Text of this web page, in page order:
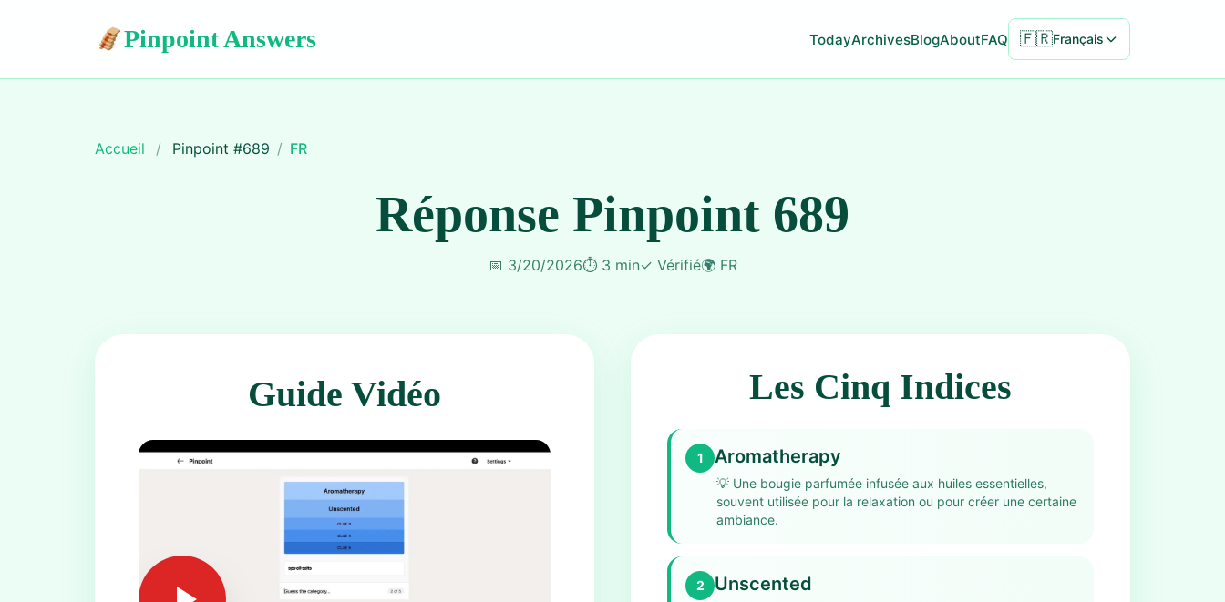
Pinpoint Answers TodayArchivesBlogAboutFAQ 🇫🇷Français
Accueil / Pinpoint #689 / FR
Réponse Pinpoint 689
📅 3/20/2026⏱️ 3 min✓ Vérifié🌍 FR
Guide Vidéo Les Cinq Indices
1 Aromatherapy
💡 Une bougie parfumée infusée aux huiles essentielles,
souvent utilisée pour la relaxation ou pour créer une certaine
ambiance.
2 Unscented